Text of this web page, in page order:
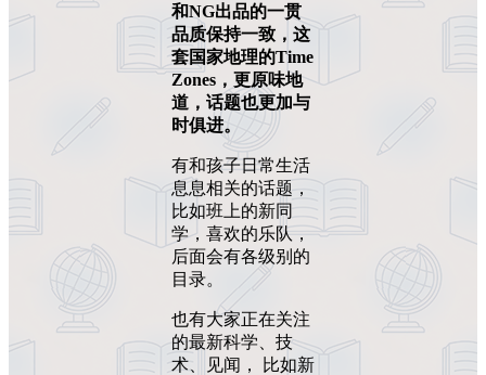
和NG出品的一贯
品质保持一致，这
套国家地理的Time
Zones，更原味地
道，话题也更加与
时俱进。
有和孩子日常生活
息息相关的话题，
比如班上的新同
学，喜欢的乐队，
后面会有各级别的
目录。
也有大家正在关注
的最新科学、技
术、见闻， 比如新